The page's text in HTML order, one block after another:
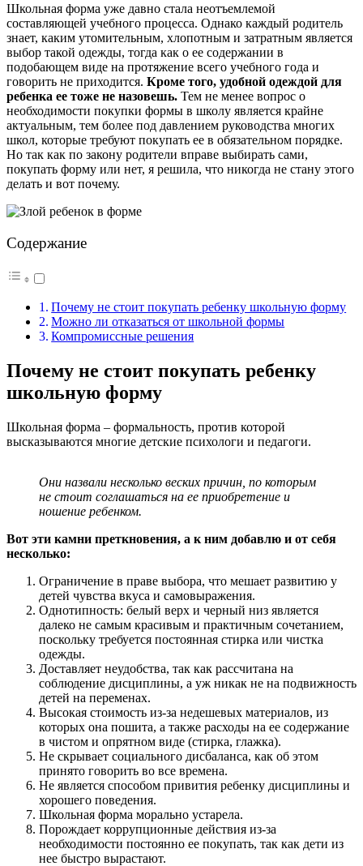
Школьная форма уже давно стала неотъемлемой
составляющей учебного процесса. Однако каждый родитель
знает, каким утомительным, хлопотным и затратным является
выбор такой одежды, тогда как о ее содержании в
подобающем виде на протяжение всего учебного года и
говорить не приходится. Кроме того, удобной одеждой для
ребенка ее тоже не назовешь. Тем не менее вопрос о
необходимости покупки формы в школу является крайне
актуальным, тем более под давлением руководства многих
школ, которые требуют покупать ее в обязательном порядке.
Но так как по закону родители вправе выбирать сами,
покупать форму или нет, я решила, что никогда не стану этого
делать и вот почему.
Содержание
Почему не стоит покупать ребенку школьную форму
Можно ли отказаться от школьной формы
Компромиссные решения
Почему не стоит покупать ребенку
школьную форму
Школьная форма – формальность, против которой
высказываются многие детские психологи и педагоги.
Они назвали несколько веских причин, по которым
не стоит соглашаться на ее приобретение и
ношение ребенком.
Вот эти камни преткновения, а к ним добавлю и от себя
несколько:
Ограничение в праве выбора, что мешает развитию у
детей чувства вкуса и самовыражения.
Однотипность: белый верх и черный низ является
далеко не самым красивым и практичным сочетанием,
поскольку требуется постоянная стирка или чистка
одежды.
Доставляет неудобства, так как рассчитана на
соблюдение дисциплины, а уж никак не на подвижность
детей на переменах.
Высокая стоимость из-за недешевых материалов, из
которых она пошита, а также расходы на ее содержание
в чистом и опрятном виде (стирка, глажка).
Не скрывает социального дисбаланса, как об этом
принято говорить во все времена.
Не является способом привития ребенку дисциплины и
хорошего поведения.
Школьная форма морально устарела.
Порождает коррупционные действия из-за
необходимости постоянно ее покупать, так как дети из
нее быстро вырастают.